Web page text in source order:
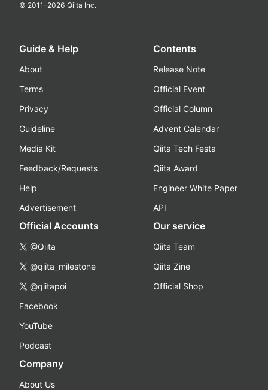
© 2011-2026 Qiita Inc.
Guide & Help
About
Terms
Privacy
Guideline
Media Kit
Feedback/Requests
Help
Advertisement
Contents
Release Note
Official Event
Official Column
Advent Calendar
Qiita Tech Festa
Qiita Award
Engineer White Paper
API
Official Accounts
@Qiita
@qiita_milestone
@qiitapoi
Facebook
YouTube
Podcast
Our service
Qiita Team
Qiita Zine
Official Shop
Company
About Us